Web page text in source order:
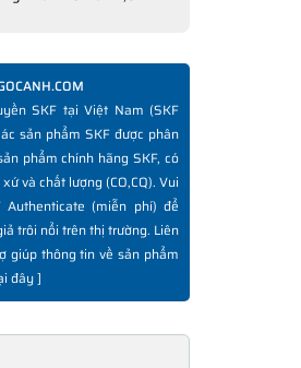
SKF tại Việt Nam (SKF
sản phẩm SKF được phân
phẩm chính hãng SKF, có
và chất lượng (CO,CQ). Vui
(miễn phí) để
trôi nổi trên thị trường. Liên
giúp thông tin về sản phẩm
đây]